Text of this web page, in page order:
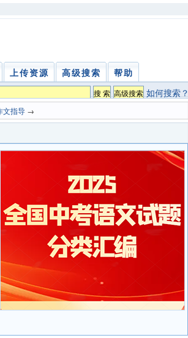
上传资源 高级搜索
帮助
如何搜索？
文指导 →